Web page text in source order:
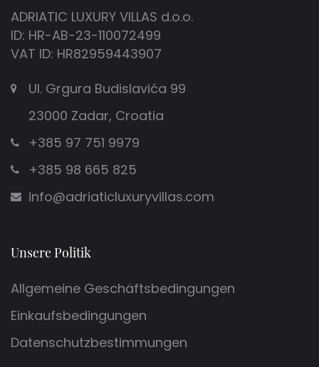
ADRIATIC LUXURY VILLAS d.o.o.
ID: HR-AB-23-110072499
VAT ID: HR82959443907
Ul. Grgura Budislavića 99
23000 Zadar, Croatia
+385 97 751 9979
+385 98 665 825
info@adriaticluxuryvillas.com
Unsere Politik
Allgemeine Geschäftsbedingungen
Einkaufsbedingungen
Datenschutzbestimmungen